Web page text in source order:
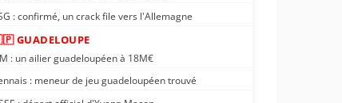
: confirmé, un crack file vers l'Allemagne
GUADELOUPE
: un ailier guadeloupéen à 18M€
: meneur de jeu guadeloupéen trouvé